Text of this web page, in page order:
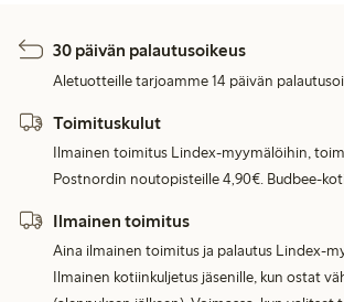
30 päivän palautusoikeus
Aletuotteille tarjoamme 14 päivän
Toimituskulut
Ilmainen toimitus Lindex-myymälöihin,
Postnordin noutopisteille 4,90€. Budbee-
Ilmainen toimitus
Aina ilmainen toimitus ja palautus Lindex-
Ilmainen kotiinkuljetus jäsenille, kun ostat